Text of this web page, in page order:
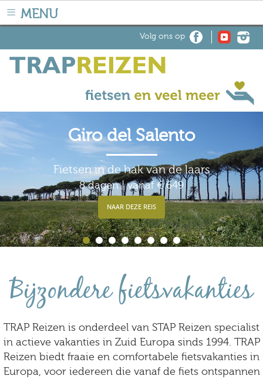
≡ MENU
Volg ons op
Giro del Salento
Fietsen in de hak van de laars
8 dagen | vanaf € 649
NAAR DEZE REIS
Bijzondere fietsvakanties
TRAP Reizen is onderdeel van STAP Reizen specialist
in actieve vakanties in Zuid Europa sinds 1994. TRAP
Reizen biedt fraaie en comfortabele fietsvakanties in
Europa, voor iedereen die vanaf de fiets ontspannen